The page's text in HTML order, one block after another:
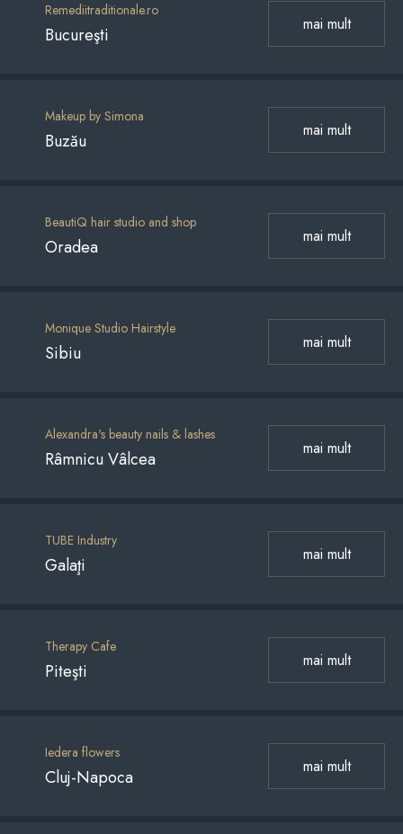
Remediitraditionale.ro
Bucureşti mai mult
Makeup by Simona
Buzău mai mult
BeautiQ hair studio and shop
Oradea mai mult
Monique Studio Hairstyle
Sibiu mai mult
Alexandra's beauty nails & lashes
Râmnicu Vâlcea mai mult
TUBE Industry
Galaţi mai mult
Therapy Cafe
Piteşti mai mult
Iedera flowers
Cluj-Napoca mai mult